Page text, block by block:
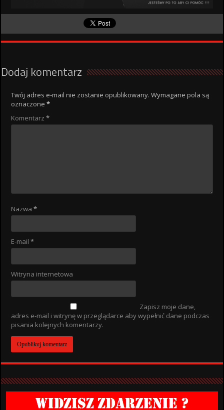
Dodaj komentarz
Twój adres e-mail nie zostanie opublikowany. Wymagane pola są
oznaczone*
Komentarz*
Nazwa*
E-mail*
Witryna internetowa
Zapisz moje dane,
adres e-mail i witrynę w przeglądarce aby wypełnić dane podczas
pisania kolejnych komentarzy.